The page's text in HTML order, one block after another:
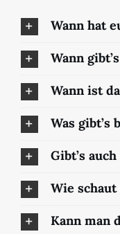
Wann hat
Wann
Wann ist
Was gibt’s
Gibt’s
Wie schaut
Kann man